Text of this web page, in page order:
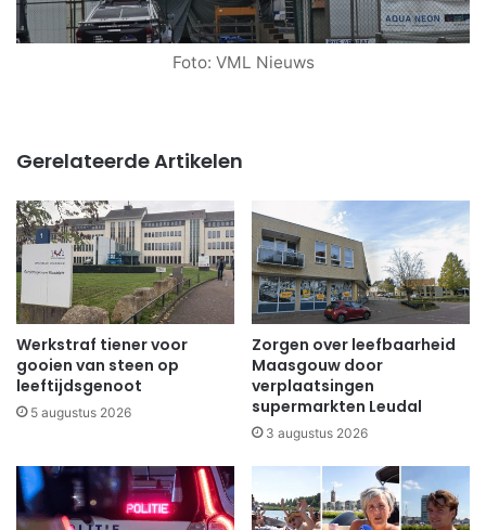
Foto: VML Nieuws
Gerelateerde Artikelen
Werkstraf tiener voor
gooien van steen op
leeftijdsgenoot
5 augustus 2026
Zorgen over leefbaarheid
Maasgouw door
verplaatsingen
supermarkten Leudal
3 augustus 2026